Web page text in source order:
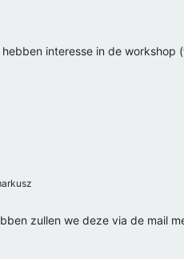
interesse in de
zullen we deze via de mail